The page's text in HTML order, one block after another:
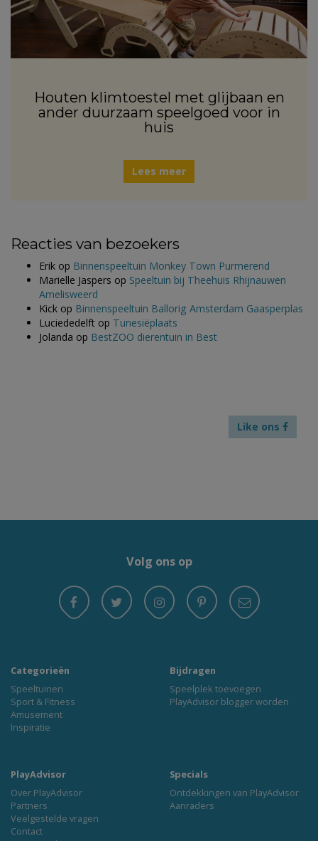
Houten klimtoestel met glijbaan en
ander duurzaam speelgoed voor in
huis
Lees meer
Reacties van bezoekers
Erik op Binnenspeeltuin Monkey Town Purmerend
Marielle Jaspers op Speeltuin bij Theehuis Rhijnauwen
Amelisweerd
Kick op Binnenspeeltuin Ballorig Amsterdam Gaasperplas
Luciededelft op Tunesiëplaats
Jolanda op BestZOO dierentuin in Best
Like ons
Volg ons op
Categorieën
Speeltuinen
Sport & Fitness
Amusement
Inspiratie
Bijdragen
Speelplek toevoegen
PlayAdvisor blogger worden
PlayAdvisor
Over PlayAdvisor
Partners
Veelgestelde vragen
Contact
Specials
Ontdekkingen van PlayAdvisor
Aanraders